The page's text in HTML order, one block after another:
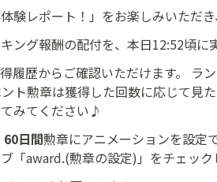
験レポート！」をお楽しみいただき
ング報酬の配付を、本日12:52頃に
履歴からご確認いただけます。 ラ
ト勲章は獲得した回数に応じて見
みてください♪
60日間勲章にアニメーションを設定
「award.(勲章の設定)」をチェック